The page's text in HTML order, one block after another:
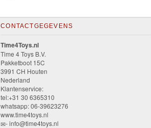
CONTACTGEGEVENS
Time4Toys.nl
Time 4 Toys B.V.
Pakketboot 15C
3991 CH Houten
Nederland
Klantenservice:
tel:+31 30 6365310
whatsapp: 06-39623276
www.time4toys.nl
- info@time4toys.nl